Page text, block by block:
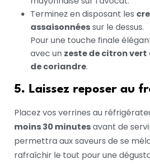
Terminez en disposant les
assaisonnéessur le dessus.
Pour une touche finale
avec un zeste de citron vert
de coriandre.
5. Laissez reposer au
Placez vos verrines au
moins 30 minutesavant de
permettra aux saveurs de se
rafraîchir le tout pour une